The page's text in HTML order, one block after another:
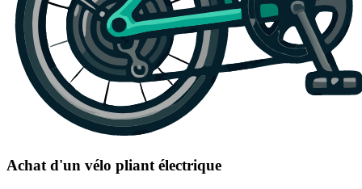
Achat d'un vélo pliant électrique